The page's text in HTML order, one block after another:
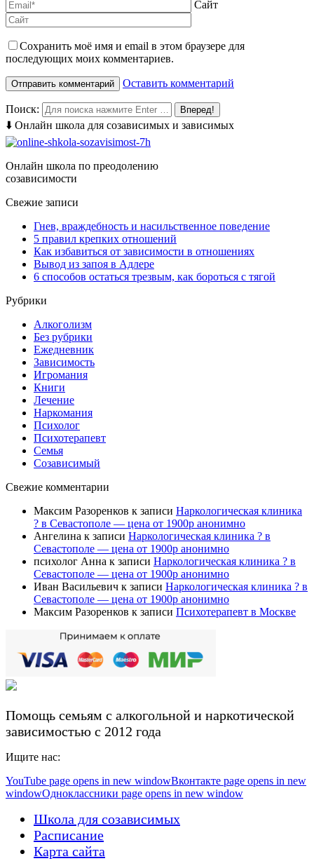
Сайт
Сохранить моё имя и email в этом браузере для
последующих моих комментариев.
Оставить комментарий
Поиск:
⬇️ Онлайн школа для созависимых и зависимых
Онлайн школа по преодолению
созависимости
Свежие записи
Гнев, враждебность и насильственное поведение
5 правил крепких отношений
Как избавиться от зависимости в отношениях
Вывод из запоя в Адлере
6 способов остаться трезвым, как бороться с тягой
Рубрики
Алкоголизм
Без рубрики
Ежедневник
Зависимость
Игромания
Книги
Лечение
Наркомания
Психолог
Психотерапевт
Семья
Созависимый
Свежие комментарии
Максим Разоренков к записи Наркологическая клиника
? в Севастополе — цена от 1900р анонимно
Ангелина к записи Наркологическая клиника ? в
Севастополе — цена от 1900р анонимно
психолог Анна к записи Наркологическая клиника ? в
Севастополе — цена от 1900р анонимно
Иван Васильевич к записи Наркологическая клиника ? в
Севастополе — цена от 1900р анонимно
Максим Разоренков к записи Психотерапевт в Москве
Помощь семьям с алкогольной и наркотической
зависимостью с 2012 года
Ищите нас:
YouTube page opens in new windowВконтакте page opens in new
windowОдноклассники page opens in new window
Школа для созависимых
Расписание
Карта сайта